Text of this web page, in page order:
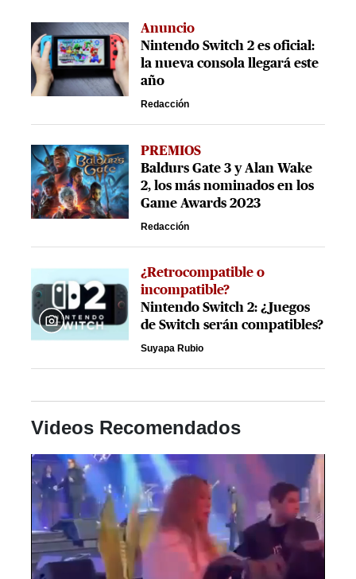
Anuncio
Nintendo Switch 2 es oficial:
la nueva consola llegará este
año
Redacción
PREMIOS
Baldurs Gate 3 y Alan Wake
2, los más nominados en los
Game Awards 2023
Redacción
¿Retrocompatible o
incompatible?
Nintendo Switch 2: ¿Juegos
de Switch serán compatibles?
Suyapa Rubio
Videos Recomendados